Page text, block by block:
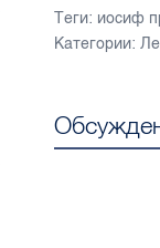
Теги: иосиф
Категории: